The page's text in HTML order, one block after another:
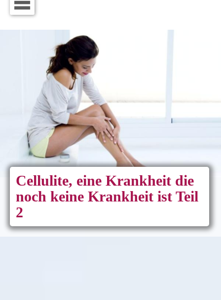
Cellulite, eine Krankheit die
noch keine Krankheit ist Teil
2